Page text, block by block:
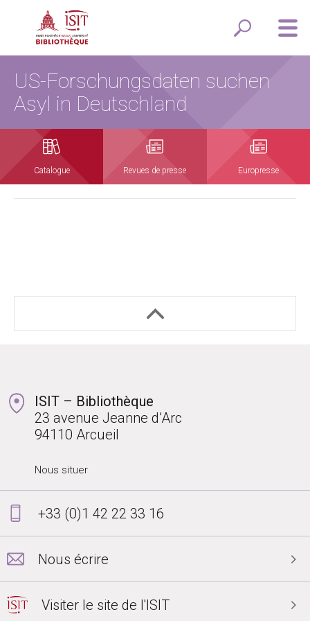
US-Forschungsdaten suchen
Asyl in Deutschland
Catalogue Revues de presse Europresse
ISIT – Bibliothèque
23 avenue Jeanne d’Arc
94110 Arcueil
Nous situer
+33 (0)1 42 22 33 16
Nous écrire
Visiter le site de l'ISIT